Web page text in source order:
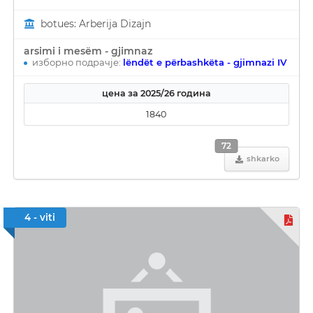
botues: Arberija Dizajn
arsimi i mesëm - gjimnaz
изборно подрачје: lëndët e përbashkëta - gjimnazi IV
цена за 2025/26 година
1840
shkarko
72
4 - viti